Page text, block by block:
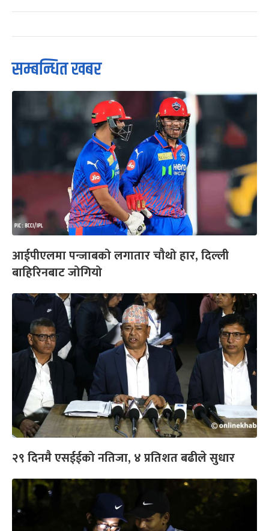
सम्बन्धित खबर
आईपीएलमा पन्जाबको लगातार चौथो हार, दिल्ली
बाहिरिनबाट जोगियो
२९ दिनमै एसईईको नतिजा, ४ प्रतिशत बढीले सुधार